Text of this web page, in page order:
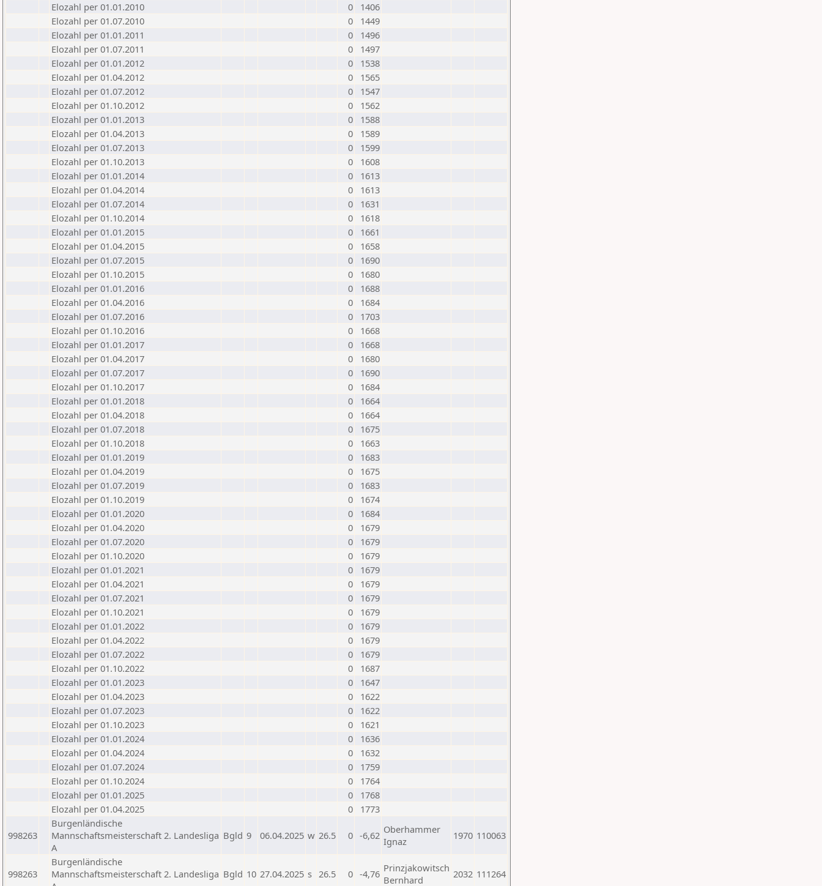
Elozahl per 01.01.2010
0
1406
Elozahl per 01.07.2010
0
1449
Elozahl per 01.01.2011
0
1496
Elozahl per 01.07.2011
0
1497
Elozahl per 01.01.2012
0
1538
Elozahl per 01.04.2012
0
1565
Elozahl per 01.07.2012
0
1547
Elozahl per 01.10.2012
0
1562
Elozahl per 01.01.2013
0
1588
Elozahl per 01.04.2013
0
1589
Elozahl per 01.07.2013
0
1599
Elozahl per 01.10.2013
0
1608
Elozahl per 01.01.2014
0
1613
Elozahl per 01.04.2014
0
1613
Elozahl per 01.07.2014
0
1631
Elozahl per 01.10.2014
0
1618
Elozahl per 01.01.2015
0
1661
Elozahl per 01.04.2015
0
1658
Elozahl per 01.07.2015
0
1690
Elozahl per 01.10.2015
0
1680
Elozahl per 01.01.2016
0
1688
Elozahl per 01.04.2016
0
1684
Elozahl per 01.07.2016
0
1703
Elozahl per 01.10.2016
0
1668
Elozahl per 01.01.2017
0
1668
Elozahl per 01.04.2017
0
1680
Elozahl per 01.07.2017
0
1690
Elozahl per 01.10.2017
0
1684
Elozahl per 01.01.2018
0
1664
Elozahl per 01.04.2018
0
1664
Elozahl per 01.07.2018
0
1675
Elozahl per 01.10.2018
0
1663
Elozahl per 01.01.2019
0
1683
Elozahl per 01.04.2019
0
1675
Elozahl per 01.07.2019
0
1683
Elozahl per 01.10.2019
0
1674
Elozahl per 01.01.2020
0
1684
Elozahl per 01.04.2020
0
1679
Elozahl per 01.07.2020
0
1679
Elozahl per 01.10.2020
0
1679
Elozahl per 01.01.2021
0
1679
Elozahl per 01.04.2021
0
1679
Elozahl per 01.07.2021
0
1679
Elozahl per 01.10.2021
0
1679
Elozahl per 01.01.2022
0
1679
Elozahl per 01.04.2022
0
1679
Elozahl per 01.07.2022
0
1679
Elozahl per 01.10.2022
0
1687
Elozahl per 01.01.2023
0
1647
Elozahl per 01.04.2023
0
1622
Elozahl per 01.07.2023
0
1622
Elozahl per 01.10.2023
0
1621
Elozahl per 01.01.2024
0
1636
Elozahl per 01.04.2024
0
1632
Elozahl per 01.07.2024
0
1759
Elozahl per 01.10.2024
0
1764
Elozahl per 01.01.2025
0
1768
Elozahl per 01.04.2025
0 1773
998263
Burgenländische
Mannschaftsmeisterschaft 2. Landesliga
A
Bgld 9 06.04.2025 w 26.5 0 -6,62 Oberhammer
Ignaz
1970 110063
998263
Burgenländische
Mannschaftsmeisterschaft 2. Landesliga Bgld 10 27.04.2025 s 26.5 0 -4,76 Prinzjakowitsch
Bernhard
2032 111264